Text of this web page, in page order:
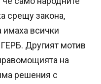
срещу закона,
имаха всички
Другият мотив
на
решения с